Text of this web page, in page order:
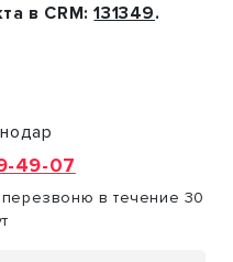
в CRM:131349.
49-07
в течение 30